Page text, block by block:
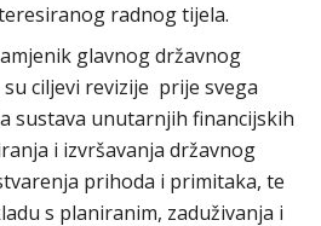
radnog tijela.
glavnog državnog
ciljevi revizije prije svega
sustava unutarnjih financijskih
i izvršavanja državnog
prihoda i primitaka, te
s planiranim, zaduživanja i